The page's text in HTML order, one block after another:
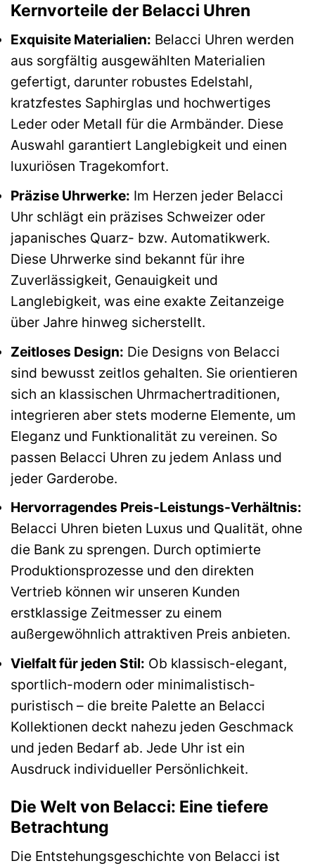
Kernvorteile der Belacci Uhren
Exquisite Materialien: Belacci Uhren werden
aus sorgfältig ausgewählten Materialien
gefertigt, darunter robustes Edelstahl,
kratzfestes Saphirglas und hochwertiges
Leder oder Metall für die Armbänder. Diese
Auswahl garantiert Langlebigkeit und einen
luxuriösen Tragekomfort.
Präzise Uhrwerke: Im Herzen jeder Belacci
Uhr schlägt ein präzises Schweizer oder
japanisches Quarz- bzw. Automatikwerk.
Diese Uhrwerke sind bekannt für ihre
Zuverlässigkeit, Genauigkeit und
Langlebigkeit, was eine exakte Zeitanzeige
über Jahre hinweg sicherstellt.
Zeitloses Design: Die Designs von Belacci
sind bewusst zeitlos gehalten. Sie orientieren
sich an klassischen Uhrmachertraditionen,
integrieren aber stets moderne Elemente, um
Eleganz und Funktionalität zu vereinen. So
passen Belacci Uhren zu jedem Anlass und
jeder Garderobe.
Hervorragendes Preis-Leistungs-Verhältnis:
Belacci Uhren bieten Luxus und Qualität, ohne
die Bank zu sprengen. Durch optimierte
Produktionsprozesse und den direkten
Vertrieb können wir unseren Kunden
erstklassige Zeitmesser zu einem
außergewöhnlich attraktiven Preis anbieten.
Vielfalt für jeden Stil: Ob klassisch-elegant,
sportlich-modern oder minimalistisch-
puristisch – die breite Palette an Belacci
Kollektionen deckt nahezu jeden Geschmack
und jeden Bedarf ab. Jede Uhr ist ein
Ausdruck individueller Persönlichkeit.
Die Welt von Belacci: Eine tiefere
Betrachtung
Die Entstehungsgeschichte von Belacci ist